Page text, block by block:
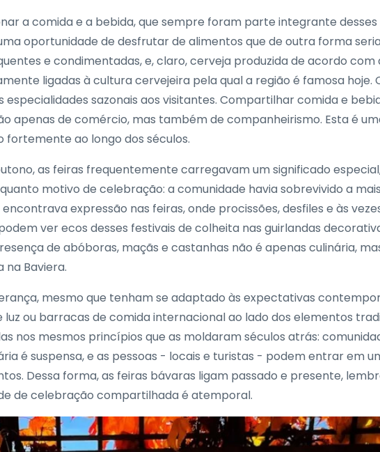
a comida e a bebida, que sempre foram parte integrante desses
oportunidade de desfrutar de alimentos que de outra forma
e condimentadas, e, claro, cerveja produzida de acordo com
ligadas à cultura cervejeira pela qual a região é famosa hoje.
sazonais aos visitantes. Compartilhar comida e
apenas de comércio, mas também de companheirismo. Esta é
ao longo dos séculos.
as feiras frequentemente carregavam um significado
motivo de celebração: a comunidade havia sobrevivido a
expressão nas feiras, onde procissões, desfiles e às
ver ecos desses festivais de colheita nas guirlandas
de abóboras, maçãs e castanhas não é apenas culinária,
Baviera.
mesmo que tenham se adaptado às expectativas
ou barracas de comida internacional ao lado dos elementos
nos mesmos princípios que as moldaram séculos atrás:
é suspensa, e as pessoas - locais e turistas - podem entrar em
Dessa forma, as feiras bávaras ligam passado e presente,
de celebração compartilhada é atemporal.